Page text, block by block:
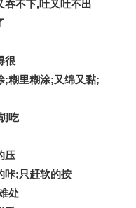
不下,吐又吐不出
很
里糊涂;又绵又黏;
吃
压
;只赶软的按
处